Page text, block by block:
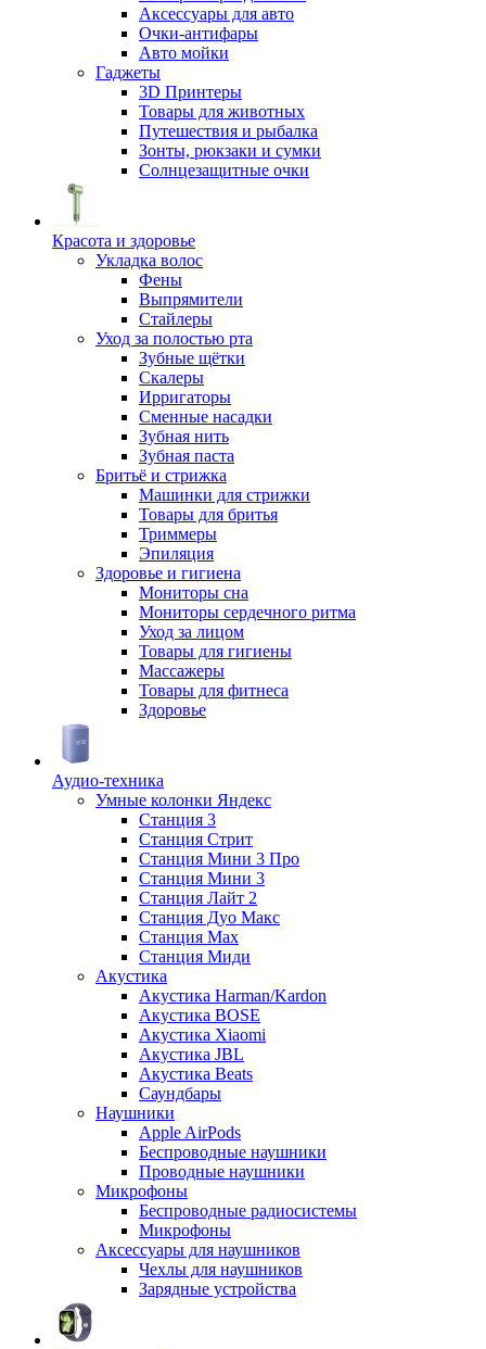
Аксессуары для авто
Очки-антифары
Авто мойки
Гаджеты
3D Принтеры
Товары для животных
Путешествия и рыбалка
Зонты, рюкзаки и сумки
Солнцезащитные очки
Красота и здоровье
Укладка волос
Фены
Выпрямители
Стайлеры
Уход за полостью рта
Зубные щётки
Скалеры
Ирригаторы
Сменные насадки
Зубная нить
Зубная паста
Бритьё и стрижка
Машинки для стрижки
Товары для бритья
Триммеры
Эпиляция
Здоровье и гигиена
Мониторы сна
Мониторы сердечного ритма
Уход за лицом
Товары для гигиены
Массажеры
Товары для фитнеса
Здоровье
Аудио-техника
Умные колонки Яндекс
Станция 3
Станция Стрит
Станция Мини 3 Про
Станция Мини 3
Станция Лайт 2
Станция Дуо Макс
Станция Max
Станция Миди
Акустика
Акустика Harman/Kardon
Акустика BOSE
Акустика Xiaomi
Акустика JBL
Акустика Beats
Саундбары
Наушники
Apple AirPods
Беспроводные наушники
Проводные наушники
Микрофоны
Беспроводные радиосистемы
Микрофоны
Аксессуары для наушников
Чехлы для наушников
Зарядные устройства